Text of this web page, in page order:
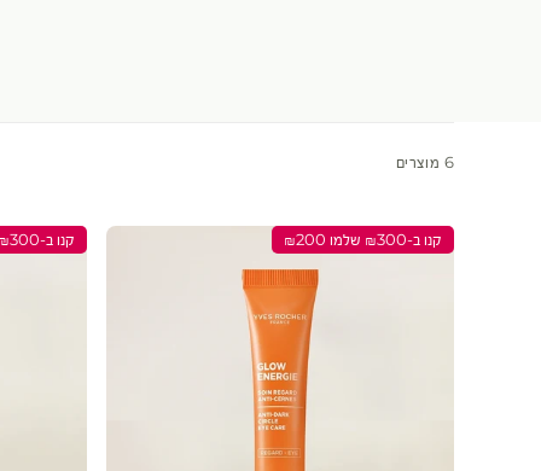
6 מוצרים
קנו ב-₪300 שלמו ₪200 קנו ב-₪300 שלמו ₪200